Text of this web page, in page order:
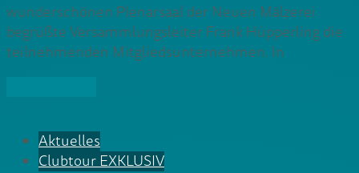
wunderschönen Plenarsaal der Neuen Mälzerei
begrüßte Versammlungsleiter Frank Hüpperling die
teilnehmenden Mitgliedsunternehmen. In
Aktuelles
Clubtour EXKLUSIV